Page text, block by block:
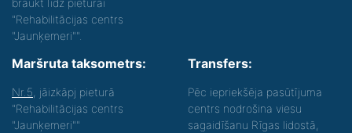
braukt līdz pieturai
"Rehabilitācijas centrs
"Jaunķemeri"".
Maršruta taksometrs:
Nr.5 , jāizkāpj pieturā
"Rehabilitācijas centrs
"Jaunķemeri""
Transfers:
Pēc iepriekšēja pasūtījuma
centrs nodrošina viesu
sagaidīšanu Rīgas lidostā,